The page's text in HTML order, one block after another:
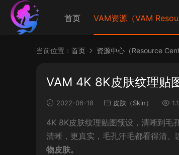
首页 VAM资源（VAM
当前位置： 首页 资源中心（Resource
VAM 4K 8K皮肤纹理贴
2022-06-18 皮肤（Skin）
4K 8K皮肤纹理贴图预设，清晰到毛
清晰，更真实，毛孔汗毛都看得清。
物皮肤。